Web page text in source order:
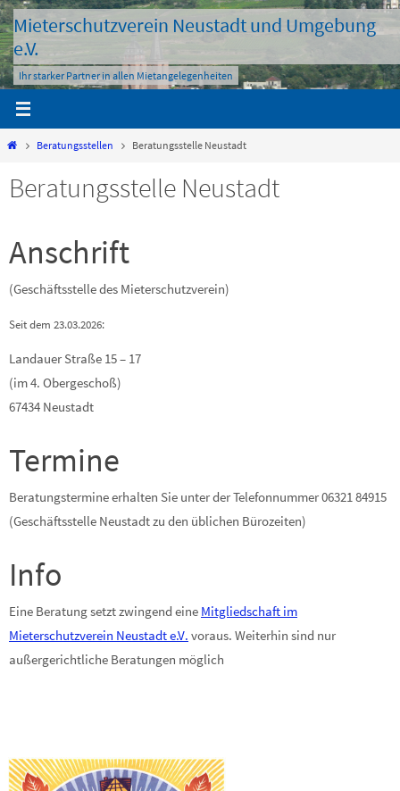
Zum
Inhalt
springen
Mieterschutzverein Neustadt und Umgebung
e.V.
Ihr starker Partner in allen Mietangelegenheiten
StartBeratungsstellen Beratungsstelle Neustadt
Beratungsstelle Neustadt
Anschrift
(Geschäftsstelle des Mieterschutzverein)
Seit dem 23.03.2026:
Landauer Straße 15 – 17
(im 4. Obergeschoß)
67434 Neustadt
Termine
Beratungstermine erhalten Sie unter der Telefonnummer 06321 84915
(Geschäftsstelle Neustadt zu den üblichen Bürozeiten)
Info
Eine Beratung setzt zwingend eine Mitgliedschaft im
Mieterschutzverein Neustadt e.V. voraus. Weiterhin sind nur
außergerichtliche Beratungen möglich